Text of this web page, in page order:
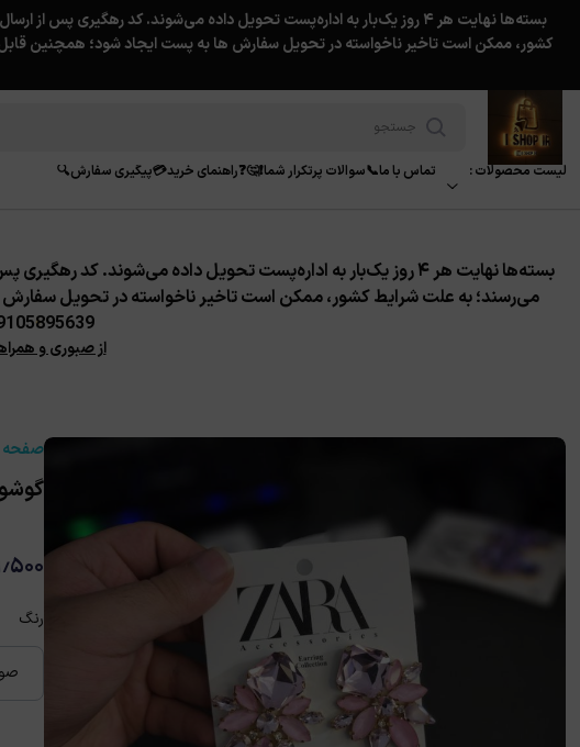
لیست محصولات : تماس با ما📞سوالات پرتکرار شما❗️🤔❓راهنمای خرید💳پیگیری سفارش🔍
می‌رسند؛به علت شرایط کشور، ممکن است تاخیر ناخواسته در تحویل سفارش
09105895639 و یا
از صبوری و
صفحه
رنگ